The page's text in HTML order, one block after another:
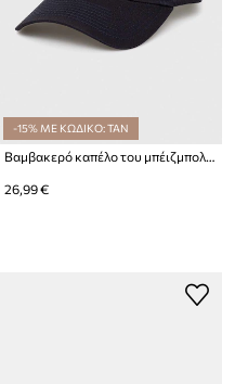
-15% ΜΕ ΚΩΔΙΚΟ: TAN
26,99 €